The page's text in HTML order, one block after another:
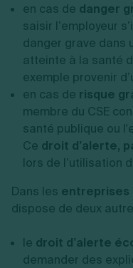
en cas de danger
saisir l’employeur
danger grave dans
atteinte à la santé
exemple provenir
en cas de risque
membre du CSE
santé publique ou
Ce droit d’alerte,
lors de l’utilisation
Dans les entreprises
dispose de deux
le droit d’alerte
demander des